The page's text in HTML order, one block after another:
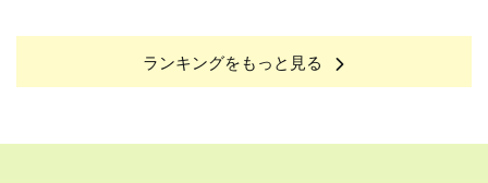
ランキングをもっと見る